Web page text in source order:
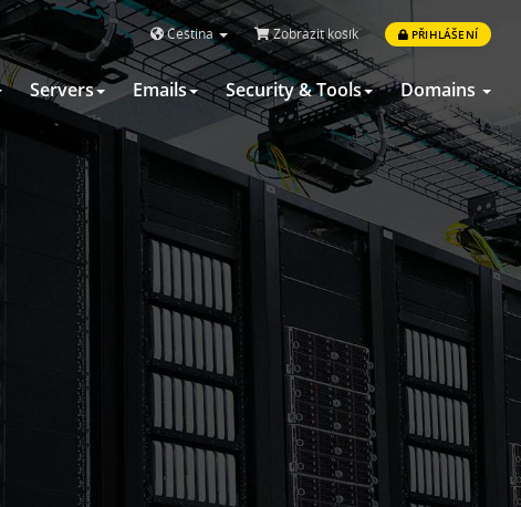
Čeština Zobrazit košík PŘIHLÁŠENÍ
Servers Emails Security & Tools Domains